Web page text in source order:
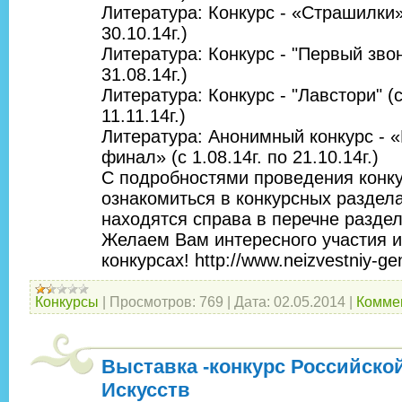
Литература: Конкурс -
30.10.14г.)
Литература: Конкурс - "Первый
31.08.14г.)
Литература: Конкурс - "Лавстори"
11.11.14г.)
Литература: Анонимный конкурс -
финал» (c 1.08.14г. по 21.10.14г.)
С подробностями проведения
ознакомиться в конкурсных
находятся справа в перечне
Желаем Вам интересного участия
конкурсах! http://www.neizvestniy-
Конкурсы Просмотров: 769 Дата: 02.05.2014
Выставка -конкурс
Искусств